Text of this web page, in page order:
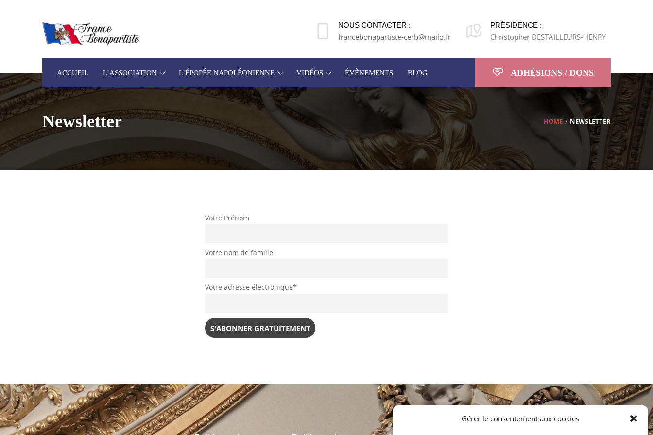
Gérer le consentement aux cookies
NOUS CONTACTER :
francebonapartiste-cerb@mailo.fr
PRÉSIDENCE :
Christopher DESTAILLEURS-HENRY
ACCUEIL L’ASSOCIATION L’ÉPOPÉE NAPOLÉONIENNE VIDÉOS ÉVÈNEMENTS BLOG ADHÉSIONS / DONS
Newsletter HOME NEWSLETTER
Votre Prénom
Votre nom de famille
Votre adresse électronique*